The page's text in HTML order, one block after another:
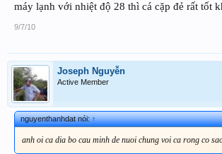
máy lạnh với nhiệt độ 28 thì cá cặp đẻ rất tốt
9/7/10
Joseph Nguyễn
Active Member
nguyenthanhdat nói:↑
anh oi ca dia bo cau minh de nuoi chung voi ca rong co